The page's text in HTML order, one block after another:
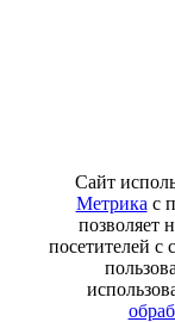
Сайт
Метрика с
позволяет
посетителей с